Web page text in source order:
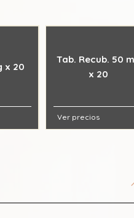
x 20
Tab. Recub. 50
x 20
Ver precios